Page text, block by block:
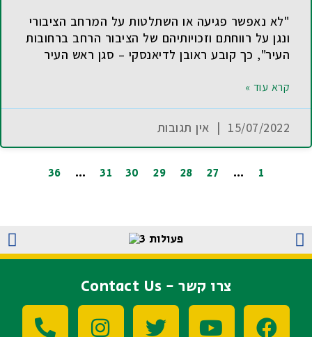
"לא נאפשר פגיעה או השתלטות על המרחב הציבורי
ונגן על רווחתם וזכויותיהם של הציבור הרחב ברחובות
העיר", כך קובע ראובן לדיאנסקי – סגן ראש העיר
קרא עוד »
15/07/2022 אין תגובות
1
…
27
28
29
30
31
…
36
צרו קשר - Contact Us